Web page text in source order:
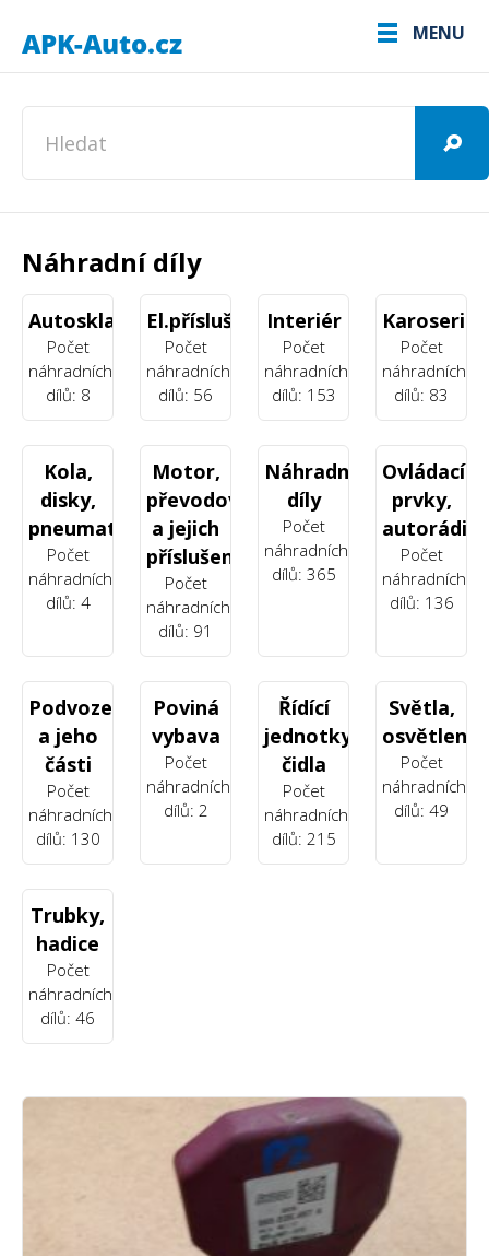
MENU
Náhradní díly
Autoskla
Počet
náhradních
dílů: 8
El.příslušenství
Počet
náhradních
dílů: 56
Interiér
Počet
náhradních
dílů: 153
Karoserie
Počet
náhradních
dílů: 83
Kola,
disky,
pneumatiky
Počet
náhradních
dílů: 4
Motor,
převodovky
a jejich
příslušenství
Počet
náhradních
dílů: 91
Náhradní
díly
Počet
náhradních
dílů: 365
Ovládací
prvky,
autorádia
Počet
náhradních
dílů: 136
Podvozek
a jeho
části
Počet
náhradních
dílů: 130
Poviná
vybava
Počet
náhradních
dílů: 2
Řídící
jednotky,
čidla
Počet
náhradních
dílů: 215
Světla,
osvětlení
Počet
náhradních
dílů: 49
Trubky,
hadice
Počet
náhradních
dílů: 46